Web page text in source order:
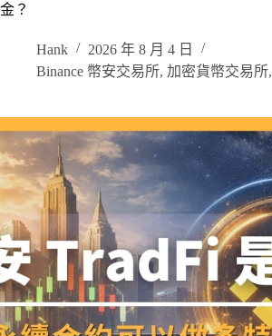
金？
Hank
2026 年 8 月 4 日
Binance 幣安交易所, 加密貨幣交易所,